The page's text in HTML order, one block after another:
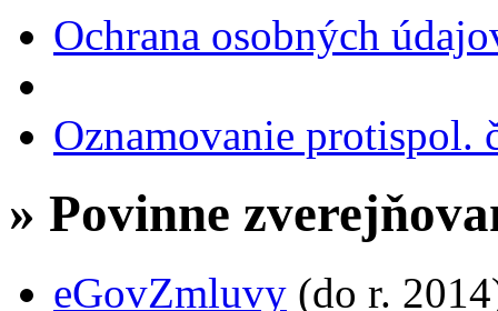
Ochrana osobných
Oznamovanie protispol.
» Povinne
eGovZmluvy (do r.